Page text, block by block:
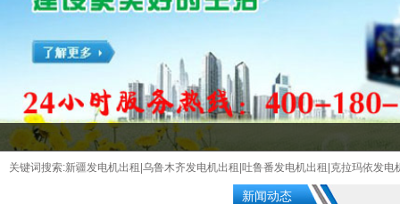
关键词搜索:新疆发电机出租 乌鲁木齐发电机出租 吐鲁番发电机出租 克拉玛依发电
新闻动态